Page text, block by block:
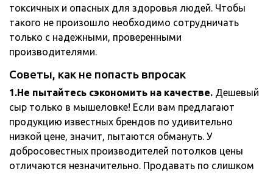
токсичных и опасных для здоровья людей. Чтобы
такого не произошло необходимо сотрудничать
только с надежными, проверенными
производителями.
Советы, как не попасть впросак
1.Не пытайтесь сэкономить на качестве. Дешевый
сыр только в мышеловке! Если вам предлагают
продукцию известных брендов по удивительно
низкой цене, значит, пытаются обмануть. У
добросовестных производителей потолков цены
отличаются незначительно. Продавать по слишком